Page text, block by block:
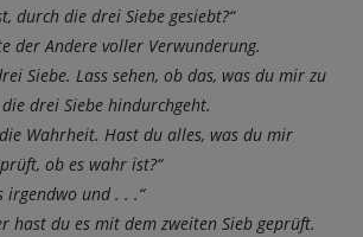
durch die drei Siebe gesiebt?“
der Andere voller Verwunderung.
Siebe. Lass sehen, ob das, was du mir zu
drei Siebe hindurchgeht.
Wahrheit. Hast du alles, was du mir
ob es wahr ist?“
irgendwo und . . .“
hast du es mit dem zweiten Sieb geprüft.